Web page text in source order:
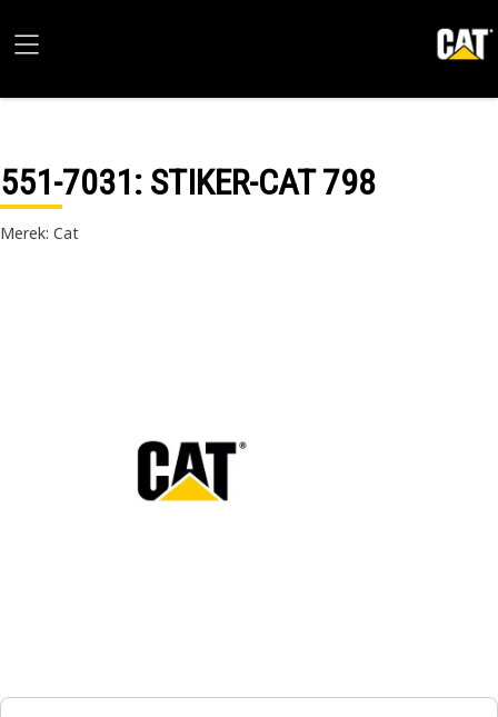
551-7031: STIKER-CAT 798
Merek: Cat